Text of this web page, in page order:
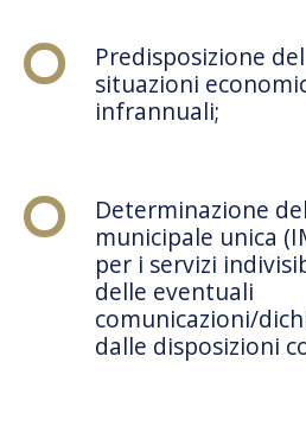
Predisposizione
situazioni
infrannuali;
Determinazione
municipale unica
per i servizi
delle eventuali
comunicazioni/
dalle disposizioni